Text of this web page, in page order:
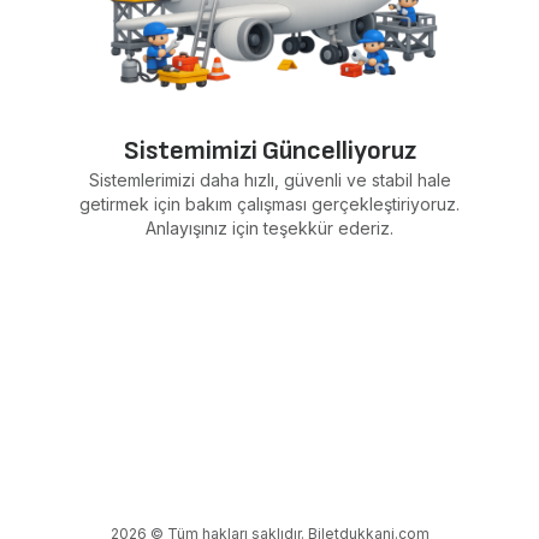
Sistemimizi Güncelliyoruz
Sistemlerimizi daha hızlı, güvenli ve stabil hale
getirmek için bakım çalışması gerçekleştiriyoruz.
Anlayışınız için teşekkür ederiz.
2026 © Tüm hakları saklıdır. Biletdukkani.com